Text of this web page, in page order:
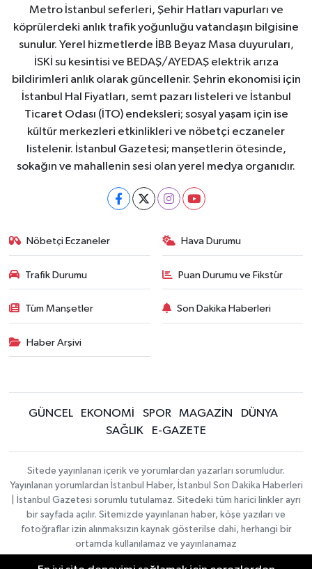
Metro İstanbul seferleri, Şehir Hatları vapurları ve
köprülerdeki anlık trafik yoğunluğu vatandaşın bilgisine
sunulur. Yerel hizmetlerde İBB Beyaz Masa duyuruları,
İSKİ su kesintisi ve BEDAŞ/AYEDAŞ elektrik arıza
bildirimleri anlık olarak güncellenir. Şehrin ekonomisi için
İstanbul Hal Fiyatları, semt pazarı listeleri ve İstanbul
Ticaret Odası (İTO) endeksleri; sosyal yaşam için ise
kültür merkezleri etkinlikleri ve nöbetçi eczaneler
listelenir. İstanbul Gazetesi; manşetlerin ötesinde,
sokağın ve mahallenin sesi olan yerel medya organıdır.
Nöbetçi Eczaneler Hava Durumu
Trafik Durumu Puan Durumu ve Fikstür
Tüm Manşetler Son Dakika Haberleri
Haber Arşivi
GÜNCEL EKONOMİ SPOR MAGAZİN
DÜNYA
SAĞLIK
E-GAZETE
Sitede yayınlanan içerik ve yorumlardan yazarları sorumludur.
Yayınlanan yorumlardan İstanbul Haber, İstanbul Son Dakika Haberleri
| İstanbul Gazetesi sorumlu tutulamaz. Sitedeki tüm harici linkler ayrı
bir sayfada açılır. Sitemizde yayınlanan haber, köşe yazıları ve
fotoğraflar izin alınmaksızın kaynak gösterilse dahi, herhangi bir
ortamda kullanılamaz ve yayınlanamaz